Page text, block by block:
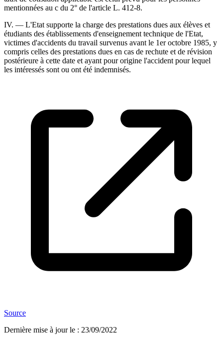
mentionnées au c du 2° de l'article L. 412-8.
IV. ― L'Etat supporte la charge des prestations dues aux élèves et
étudiants des établissements d'enseignement technique de l'Etat,
victimes d'accidents du travail survenus avant le 1er octobre 1985, y
compris celles des prestations dues en cas de rechute et de révision
postérieure à cette date et ayant pour origine l'accident pour lequel
les intéressés sont ou ont été indemnisés.
Source
Dernière mise à jour le : 23/09/2022